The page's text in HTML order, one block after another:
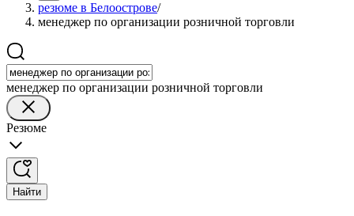
резюме в Белоострове/
менеджер по организации розничной торговли
менеджер по организации розничной торговли
Резюме
Найти